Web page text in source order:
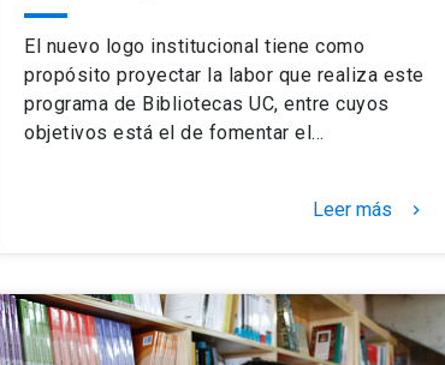
El nuevo logo institucional tiene como
propósito proyectar la labor que realiza este
programa de Bibliotecas UC, entre cuyos
objetivos está el de fomentar el…
Leer más keyboard_arrow_right